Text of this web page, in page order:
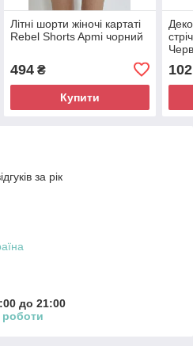
Літні шорти жіночі картаті
Rebel Shorts Apmi чорний
494₴
Купити
102
за рік
до 21:00
роботи